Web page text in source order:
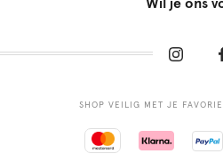
SHOP VEILIG MET JE